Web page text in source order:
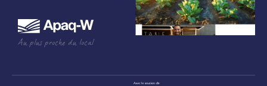
Au plus proche du local